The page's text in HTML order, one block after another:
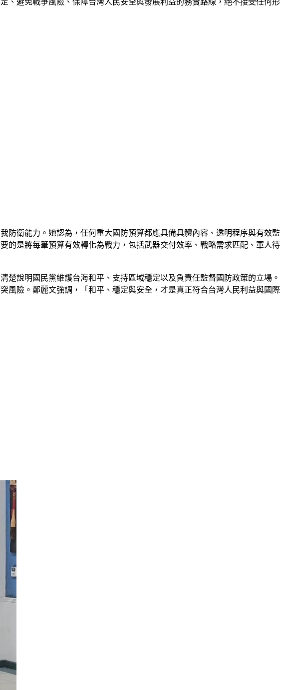
、避免戰爭風險、保障台灣人民安全與發展利益的務實路線，絕不接受任何形
防衛能力。她認為，任何重大國防預算都應具備具體內容、透明程序與有效監
的是將每筆預算有效轉化為戰力，包括武器交付效率、戰略需求匹配、軍人待
說明國民黨維護台海和平、支持區域穩定以及負責任監督國防政策的立場。
風險。鄭麗文強調，「和平、穩定與安全，才是真正符合台灣人民利益與國際